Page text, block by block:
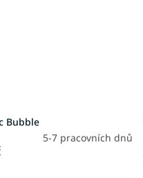
Bubble
5-7 pracovních dnů